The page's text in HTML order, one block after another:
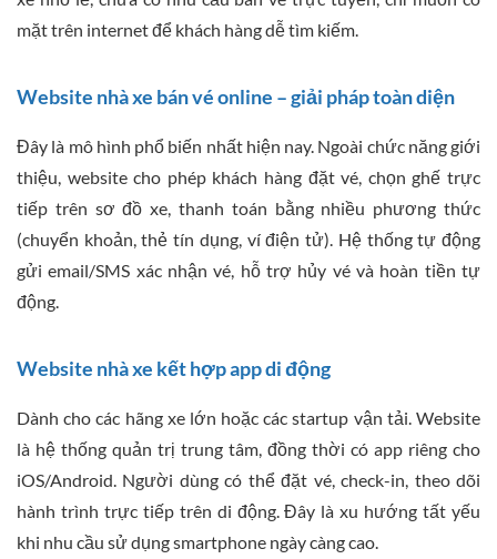
mặt trên internet để khách hàng dễ tìm kiếm.
Website nhà xe bán vé online – giải pháp toàn diện
Đây là mô hình phổ biến nhất hiện nay. Ngoài chức năng giới
thiệu, website cho phép khách hàng đặt vé, chọn ghế trực
tiếp trên sơ đồ xe, thanh toán bằng nhiều phương thức
(chuyển khoản, thẻ tín dụng, ví điện tử). Hệ thống tự động
gửi email/SMS xác nhận vé, hỗ trợ hủy vé và hoàn tiền tự
động.
Website nhà xe kết hợp app di động
Dành cho các hãng xe lớn hoặc các startup vận tải. Website
là hệ thống quản trị trung tâm, đồng thời có app riêng cho
iOS/Android. Người dùng có thể đặt vé, check-in, theo dõi
hành trình trực tiếp trên di động. Đây là xu hướng tất yếu
khi nhu cầu sử dụng smartphone ngày càng cao.